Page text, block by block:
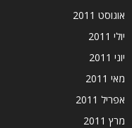
אוגוסט 2011
יולי 2011
יוני 2011
מאי 2011
אפריל 2011
מרץ 2011